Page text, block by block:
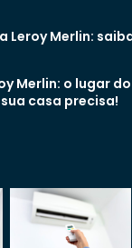
Leroy Merlin:
Merlin: o lugar
casa precisa!